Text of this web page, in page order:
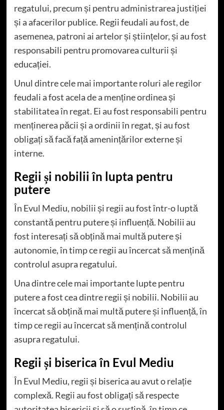
regatului, precum și pentru administrarea justiției
și a afacerilor publice. Regii feudali au fost, de
asemenea, patroni ai artelor și științelor, și au fost
responsabili pentru promovarea culturii și
educației.
Unul dintre cele mai importante roluri ale regilor
feudali a fost acela de a menține ordinea și
stabilitatea în regat. Ei au fost responsabili pentru
menținerea păcii și a ordinii în regat, și au fost
obligați să facă față amenințărilor externe și
interne.
Regii și nobilii în lupta pentru
putere
În Evul Mediu, nobilii și regii au fost într-o luptă
constantă pentru putere și influență. Nobilii au
fost interesați să obțină mai multă putere și
autonomie, în timp ce regii au încercat să mențină
controlul asupra regatului.
Una dintre cele mai importante lupte pentru
putere a fost cea dintre regii și nobilii. Nobilii au
încercat să obțină mai multă putere și influență, în
timp ce regii au încercat să mențină controlul
asupra regatului.
Regii și biserica în Evul Mediu
În Evul Mediu, regii și biserica au avut o relație
complexă. Regii au fost obligați să respecte